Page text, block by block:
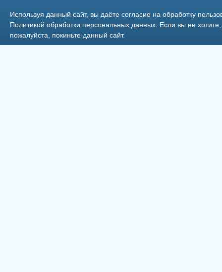
Используя данный сайт, вы даёте согласие на обработку
Политикой обработки персональных данных . Если вы не
пожалуйста, покиньте данный сайт.